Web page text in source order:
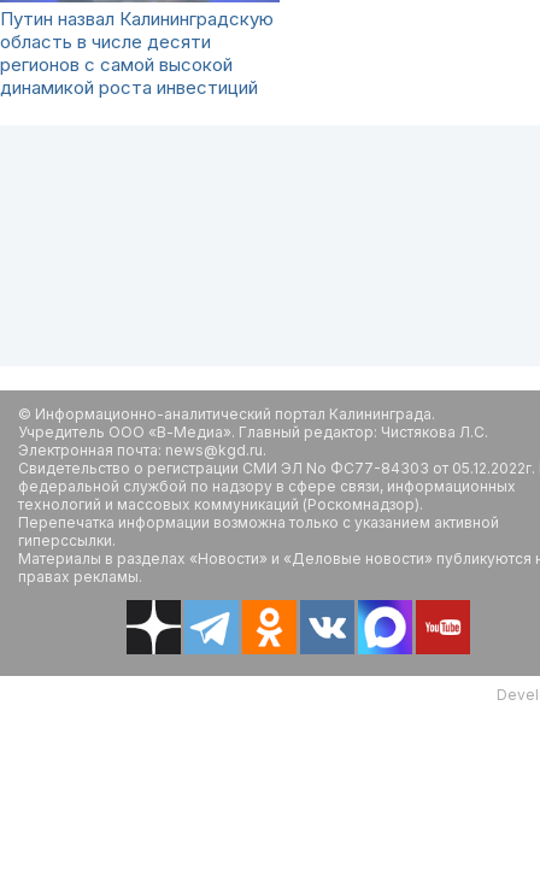
Путин назвал Калининградскую
область в числе десяти
регионов с самой высокой
динамикой роста инвестиций
© Информационно-аналитический портал Калининграда.
Учредитель ООО «В-Медиа». Главный редактор: Чистякова Л.С.
Электронная почта: news@kgd.ru.
Свидетельство о регистрации СМИ ЭЛ No ФС77-84303 от
федеральной службой по надзору в сфере связи, информационных
технологий и массовых коммуникаций (Роскомнадзор).
Перепечатка информации возможна только с указанием активной
гиперссылки.
Материалы в разделах «Новости» и «Деловые новости» публикуются
правах рекламы.